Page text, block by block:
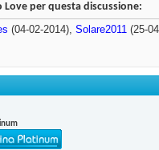
per questa discussione:
(04-02-2014), Solare2011 (25-